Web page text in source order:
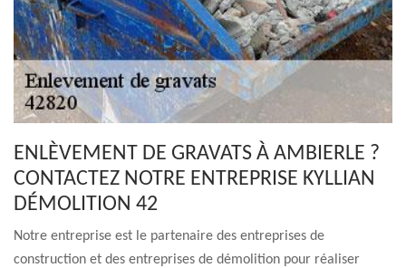
ENLÈVEMENT DE GRAVATS À AMBIERLE ?
CONTACTEZ NOTRE ENTREPRISE KYLLIAN
DÉMOLITION 42
Notre entreprise est le partenaire des entreprises de
construction et des entreprises de démolition pour réaliser